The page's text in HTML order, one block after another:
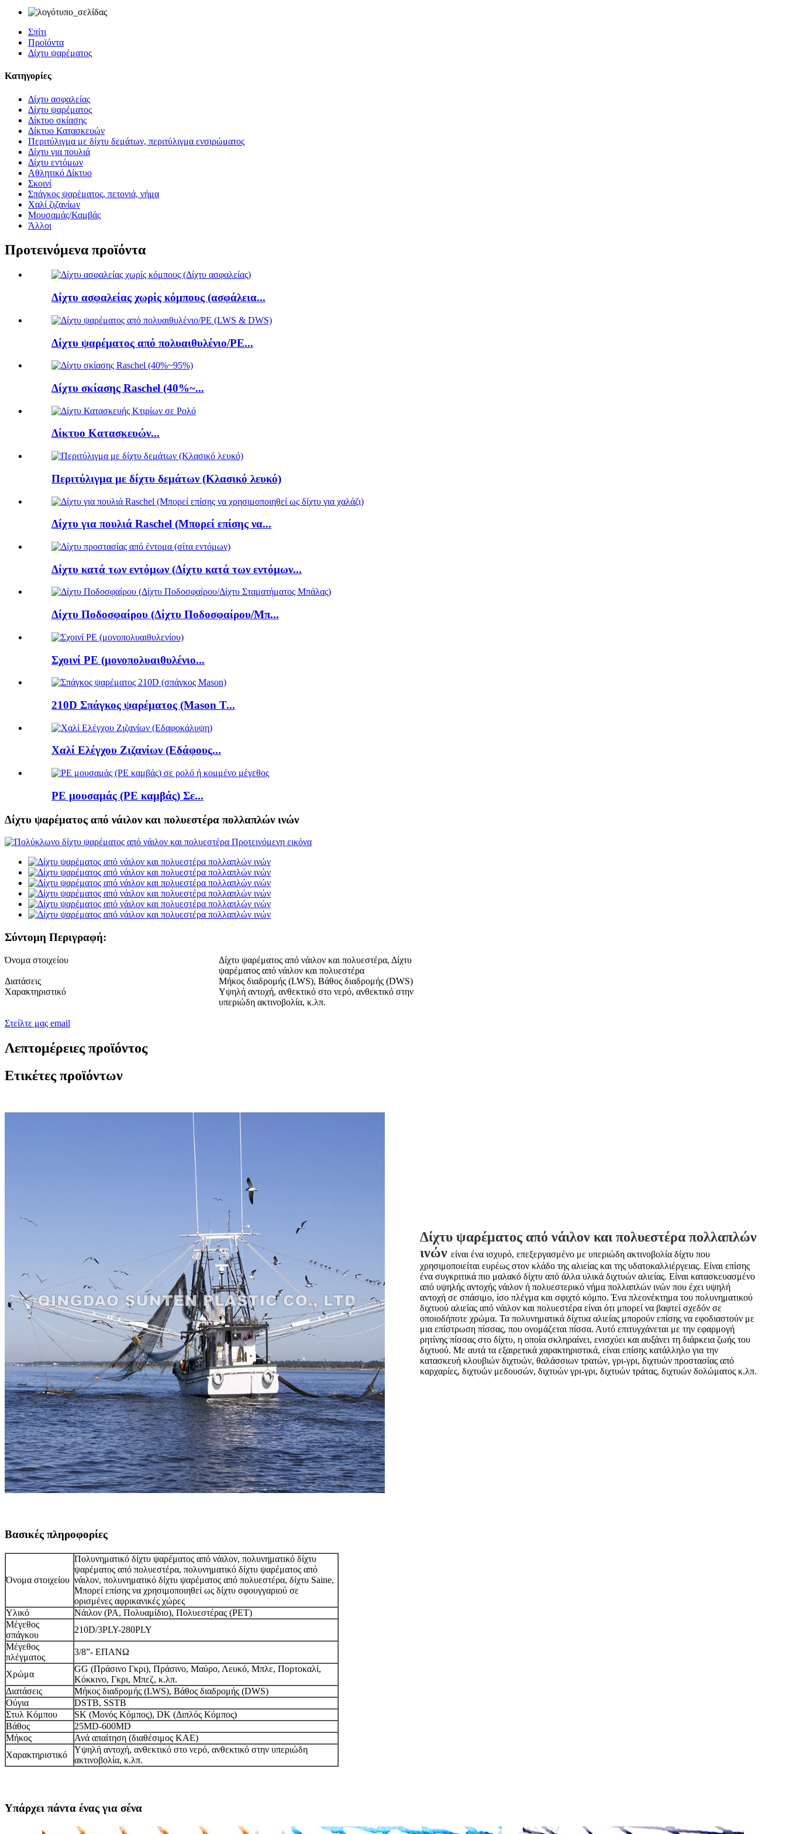
Σπίτι
Προϊόντα
Δίχτυ ψαρέματος
Κατηγορίες
Δίχτυ ασφαλείας
Δίχτυ ψαρέματος
Δίκτυο σκίασης
Δίκτυο Κατασκευών
Περιτύλιγμα με δίχτυ δεμάτων, περιτύλιγμα ενσιρώματος
Δίχτυ για πουλιά
Δίχτυ εντόμων
Αθλητικό Δίκτυο
Σκοινί
Σπάγκος ψαρέματος, πετονιά, νήμα
Χαλί ζιζανίων
Μουσαμάς/Καμβάς
Άλλοι
Προτεινόμενα προϊόντα
Δίχτυ ασφαλείας χωρίς κόμπους (ασφάλεια...
Δίχτυ ψαρέματος από πολυαιθυλένιο/PE...
Δίχτυ σκίασης Raschel (40%~...
Δίκτυο Κατασκευών...
Περιτύλιγμα με δίχτυ δεμάτων (Κλασικό λευκό)
Δίχτυ για πουλιά Raschel (Μπορεί επίσης να...
Δίχτυ κατά των εντόμων (Δίχτυ κατά των εντόμων...
Δίχτυ Ποδοσφαίρου (Δίχτυ Ποδοσφαίρου/Μπ...
Σχοινί PE (μονοπολυαιθυλένιο...
210D Σπάγκος ψαρέματος (Mason T...
Χαλί Ελέγχου Ζιζανίων (Εδάφους...
PE μουσαμάς (PE καμβάς) Σε...
Δίχτυ ψαρέματος από νάιλον και πολυεστέρα πολλαπλών ινών
Σύντομη Περιγραφή:
Όνομα στοιχείου
Δίχτυ ψαρέματος από νάιλον και πολυεστέρα, Δίχτυ
ψαρέματος από νάιλον και πολυεστέρα
Διατάσεις
Μήκος διαδρομής (LWS), Βάθος διαδρομής (DWS)
Χαρακτηριστικό
Υψηλή αντοχή, ανθεκτικό στο νερό, ανθεκτικό στην
υπεριώδη ακτινοβολία, κ.λπ.
Στείλτε μας email
Λεπτομέρειες προϊόντος
Ετικέτες προϊόντων
Δίχτυ ψαρέματος από νάιλον και πολυεστέρα πολλαπλών
ινών είναι ένα ισχυρό, επεξεργασμένο με υπεριώδη ακτινοβολία δίχτυ που
χρησιμοποιείται ευρέως στον κλάδο της αλιείας και της υδατοκαλλιέργειας. Είναι επίσης
ένα συγκριτικά πιο μαλακό δίχτυ από άλλα υλικά διχτυών αλιείας. Είναι κατασκευασμένο
από υψηλής αντοχής νάιλον ή πολυεστερικό νήμα πολλαπλών ινών που έχει υψηλή
αντοχή σε σπάσιμο, ίσο πλέγμα και σφιχτό κόμπο. Ένα πλεονέκτημα του πολυνηματικού
διχτυού αλιείας από νάιλον και πολυεστέρα είναι ότι μπορεί να βαφτεί σχεδόν σε
οποιοδήποτε χρώμα. Τα πολυνηματικά δίχτυα αλιείας μπορούν επίσης να εφοδιαστούν με
μια επίστρωση πίσσας, που ονομάζεται πίσσα. Αυτό επιτυγχάνεται με την εφαρμογή
ρητίνης πίσσας στο δίχτυ, η οποία σκληραίνει, ενισχύει και αυξάνει τη διάρκεια ζωής του
διχτυού. Με αυτά τα εξαιρετικά χαρακτηριστικά, είναι επίσης κατάλληλο για την
κατασκευή κλουβιών διχτυών, θαλάσσιων τρατών, γρι-γρι, διχτυών προστασίας από
καρχαρίες, διχτυών μεδουσών, διχτυών γρι-γρι, διχτυών τράτας, διχτυών δολώματος κ.λπ.
Βασικές πληροφορίες
Όνομα στοιχείου
Πολυνηματικό δίχτυ ψαρέματος από νάιλον, πολυνηματικό δίχτυ
ψαρέματος από πολυεστέρα, πολυνηματικό δίχτυ ψαρέματος από
νάιλον, πολυνηματικό δίχτυ ψαρέματος από πολυεστέρα, δίχτυ Saine,
Μπορεί επίσης να χρησιμοποιηθεί ως δίχτυ σφουγγαριού σε
ορισμένες αφρικανικές χώρες
Υλικό
Νάιλον (PA, Πολυαμίδιο), Πολυεστέρας (PET)
Μέγεθος
σπάγκου
210D/3PLY-280PLY
Μέγεθος
πλέγματος
3/8”- ΕΠΑΝΩ
Χρώμα
GG (Πράσινο Γκρι), Πράσινο, Μαύρο, Λευκό, Μπλε, Πορτοκαλί,
Κόκκινο, Γκρι, Μπεζ, κ.λπ.
Διατάσεις
Μήκος διαδρομής (LWS), Βάθος διαδρομής (DWS)
Ούγια
DSTB, SSTB
Στυλ Κόμπου
SK (Μονός Κόμπος), DK (Διπλός Κόμπος)
Βάθος
25MD-600MD
Μήκος
Ανά απαίτηση (διαθέσιμος ΚΑΕ)
Χαρακτηριστικό
Υψηλή αντοχή, ανθεκτικό στο νερό, ανθεκτικό στην υπεριώδη
ακτινοβολία, κ.λπ.
Υπάρχει πάντα ένας για σένα